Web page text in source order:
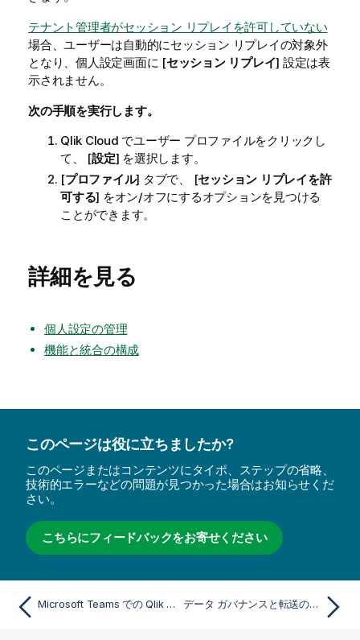
テナント管理者がセッション リプレイを許可していない
場合、ユーザーは自動的にセッション リプレイの対象外
となり、個人設定画面に [セッション リプレイ] 設定は表
示されません。
次の手順を実行します。
Qlik Cloud でユーザー プロファイルをクリックし
て、 [設定] を選択します。
[プロファイル] タブで、 [セッション リプレイを許
可する] をオン/オフにするオプションを見つける
ことができます。
詳細を見る
個人設定の管理
機能と統合の構成
このページは役に立ちましたか?
このページまたはコンテンツにタイポ、ステップの省略、
技術的エラーなどの問題が見つかった場合はお知らせくだ
さい。
こちらにフィードバックをお寄せください
Microsoft Teams での Qlik チャットボット アプリの可用性 データ ガバナンスと転送の管理